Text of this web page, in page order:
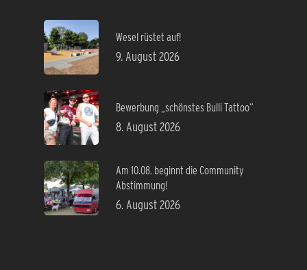
Wesel rüstet auf!
9. August 2026
Bewerbung „schönstes Bulli Tattoo“
8. August 2026
Am 10.08. beginnt die Community
Abstimmung!
6. August 2026